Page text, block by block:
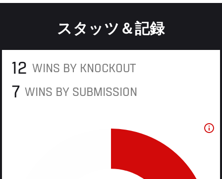
スタッツ＆記録
12 WINS BY KNOCKOUT
7 WINS BY SUBMISSION